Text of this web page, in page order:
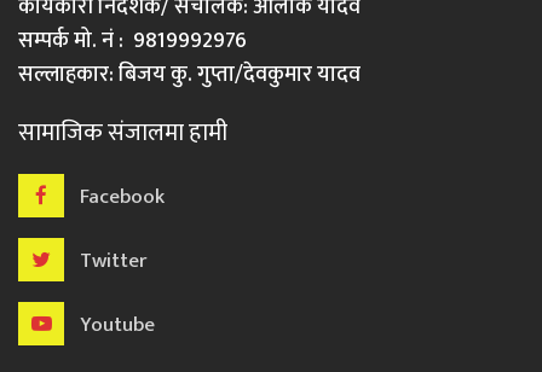
कार्यकारी निर्देशक/ संचालक: आलोक यादव
सम्पर्क मो. नं : 9819992976
सल्लाहकार: बिजय कु. गुप्ता/देवकुमार यादव
सामाजिक संजालमा हामी
Facebook
Twitter
Youtube